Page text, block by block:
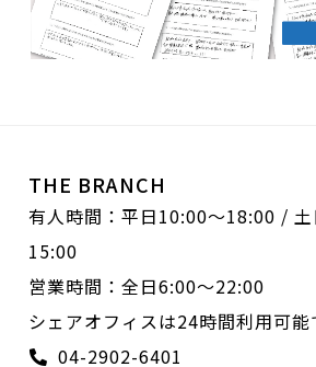
THE BRANCH
有人時間：平日10:00〜18:00 /
15:00
営業時間：全日6:00〜22:00
シェアオフィスは24時間利用可能
04-2902-6401